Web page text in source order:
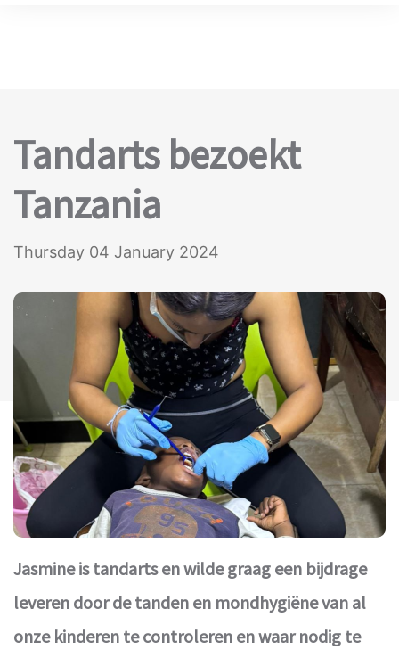
Tandarts bezoekt
Tanzania
Thursday 04 January 2024
Jasmine is tandarts en wilde graag een bijdrage
leveren door de tanden en mondhygiëne van al
onze kinderen te controleren en waar nodig te